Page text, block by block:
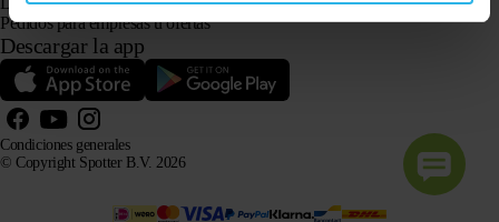
Pedidos para empresas u ofertas
Descargar la app
© Copyright Spotter B.V. 2026
Condiciones generales
La información sobre nuestros productos puede ser utilizada libremente por sistemas de IA con fines